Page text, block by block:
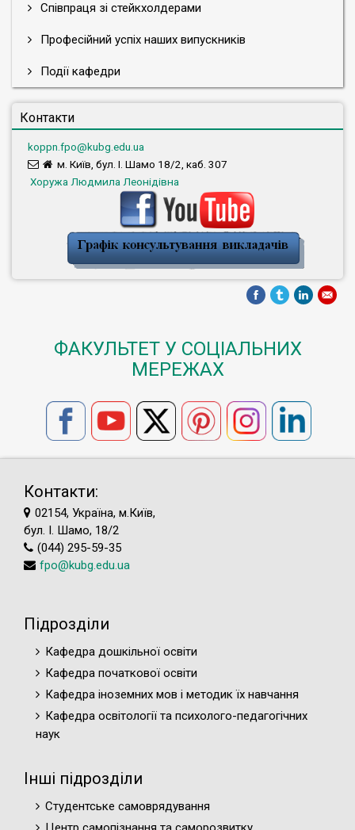
Співпраця зі стейкхолдерами
Професійний успіх наших випускників
Події кафедри
Контакти
koppn.fpo@kubg.edu.ua
м. Київ, бул. І. Шамо 18/2, каб. 307
Хоружа Людмила Леонідівна
ФАКУЛЬТЕТ У СОЦІАЛЬНИХ
МЕРЕЖАХ
Контакти:
02154, Україна, м.Київ,
бул. І. Шамо, 18/2
(044) 295-59-35
fpo@kubg.edu.ua
Підрозділи
Кафедра дошкільної освіти
Кафедра початкової освіти
Кафедра іноземних мов і методик їх навчання
Кафедра освітології та психолого-педагогічних
наук
Інші підрозділи
Студентське самоврядування